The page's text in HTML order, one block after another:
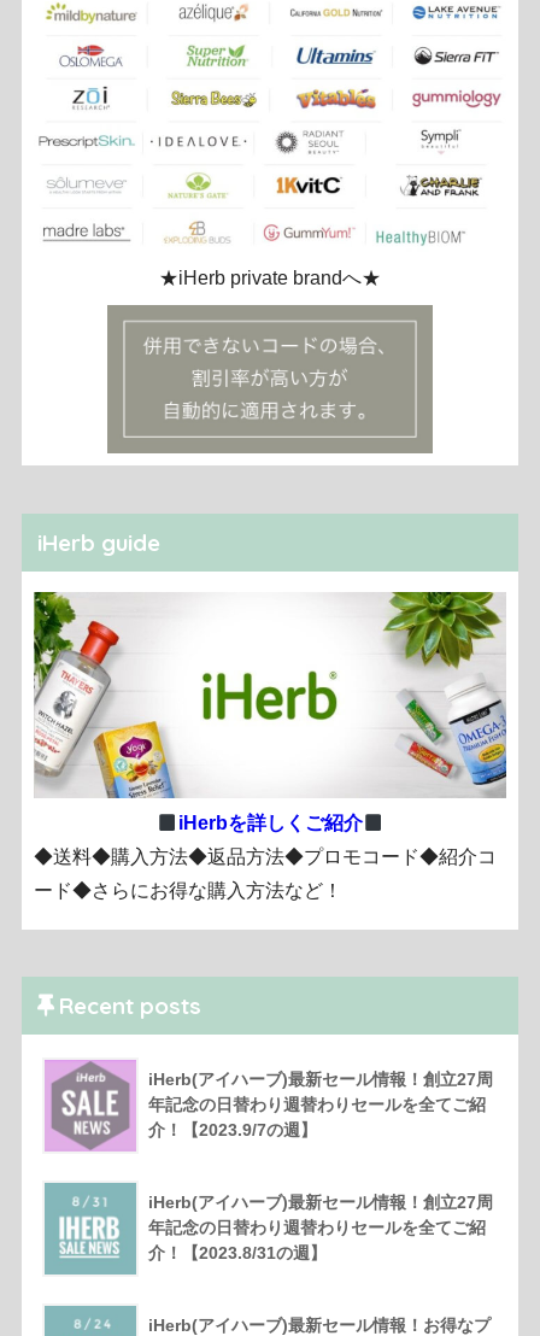
★iHerb private brandへ★
iHerb guide
iHerbを詳しくご紹介
◆送料◆購入方法◆返品方法◆プロモコード◆紹介コ
ード◆さらにお得な購入方法など！
Recent posts
iHerb(アイハーブ)最新セール情報！創立27周
年記念の日替わり週替わりセールを全てご紹
介！【2023.9/7の週】
iHerb(アイハーブ)最新セール情報！創立27周
年記念の日替わり週替わりセールを全てご紹
介！【2023.8/31の週】
iHerb(アイハーブ)最新セール情報！お得なプ